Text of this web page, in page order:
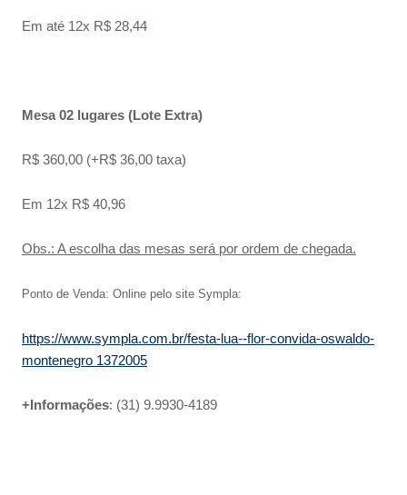
Em até 12x R$ 28,44
Mesa 02 lugares (Lote Extra)
R$ 360,00 (+R$ 36,00 taxa)
Em 12x R$ 40,96
Obs.: A escolha das mesas será por ordem de chegada.
Ponto de Venda: Online pelo site Sympla:
https://www.sympla.com.br/festa-lua--flor-convida-oswaldo-
montenegro 1372005
+Informações: (31) 9.9930-4189